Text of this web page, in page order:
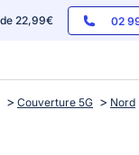
22,99€ 02
Couverture 5G Nord